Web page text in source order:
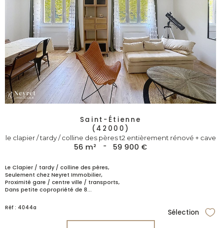
Saint-Étienne
(42000)
le clapier / tardy / colline des pères t2 entièrement rénové + cave
56 m² - 59 900 €
Le Clapier / tardy / colline des pères,
Seulement chez Neyret Immobilier,
Proximité gare / centre ville / transports,
Dans petite copropriété de 8...
Réf : 4044a
Sélection